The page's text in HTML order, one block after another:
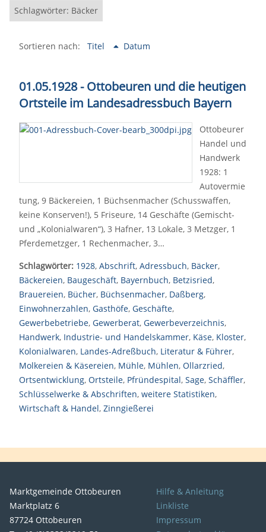
Schlagwörter: Bäcker
Sortieren nach: Titel Datum
01.05.1928 - Ottobeuren und die heutigen
Ortsteile im Landesadressbuch Bayern
Ottobeurer
Handel und
Handwerk
1928: 1
Autovermie
tung, 9 Bäckereien, 1 Büchsenmacher (Schusswaffen,
keine Konserven!), 5 Friseure, 14 Geschäfte (Gemischt-
und „Kolonialwaren“), 3 Hafner, 13 Lokale, 3 Metzger, 1
Pferdemetzger, 1 Rechenmacher, 3…
Schlagwörter: 1928, Abschrift, Adressbuch, Bäcker,
Bäckereien, Baugeschäft, Bayernbuch, Betzisried,
Brauereien, Bücher, Büchsenmacher, Daßberg,
Einwohnerzahlen, Gasthöfe, Geschäfte,
Gewerbebetriebe, Gewerberat, Gewerbeverzeichnis,
Handwerk, Industrie- und Handelskammer, Käse, Kloster,
Kolonialwaren, Landes-Adreßbuch, Literatur & Führer,
Molkereien & Käsereien, Mühle, Mühlen, Ollarzried,
Ortsentwicklung, Ortsteile, Pfründespital, Sage, Schäffler,
Schlüsselwerke & Abschriften, weitere Statistiken,
Wirtschaft & Handel, Zinngießerei
Marktgemeinde Ottobeuren
Marktplatz 6
87724 Ottobeuren
Hilfe & Anleitung
Linkliste
Impressum